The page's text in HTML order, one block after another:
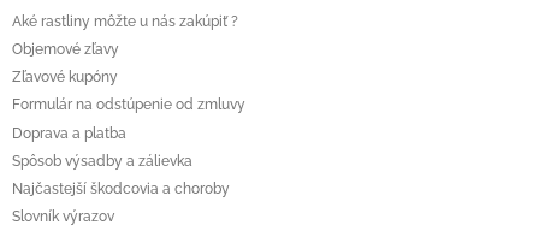
Aké rastliny môžte u nás zakúpiť ?
Objemové zľavy
Zľavové kupóny
Formulár na odstúpenie od zmluvy
Doprava a platba
Spôsob výsadby a zálievka
Najčastejší škodcovia a choroby
Slovník výrazov